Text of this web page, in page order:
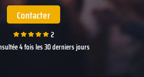
Contacter
2
4 fois les 30 derniers jours